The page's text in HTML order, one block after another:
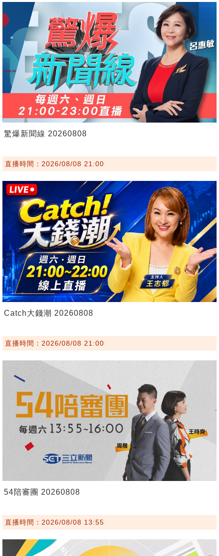
驚爆新聞線 20260808
直播時間：2026/08/08 21:00
Catch大錢潮 20260808
直播時間：2026/08/08 21:00
54陪審團 20260808
直播時間：2026/08/08 13:55